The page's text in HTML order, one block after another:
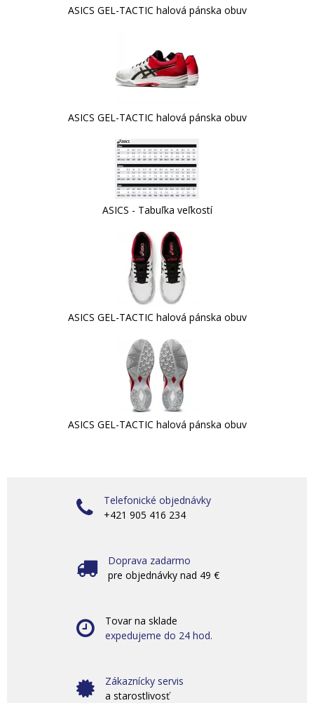
ASICS GEL-TACTIC halová pánska obuv
ASICS GEL-TACTIC halová pánska obuv
ASICS - Tabuľka veľkostí
ASICS GEL-TACTIC halová pánska obuv
ASICS GEL-TACTIC halová pánska obuv
Telefonické objednávky
+421 905 416 234
Doprava zadarmo
pre objednávky nad 49 €
Tovar na sklade
expedujeme do 24 hod.
Zákaznícky servis
a starostlivosť